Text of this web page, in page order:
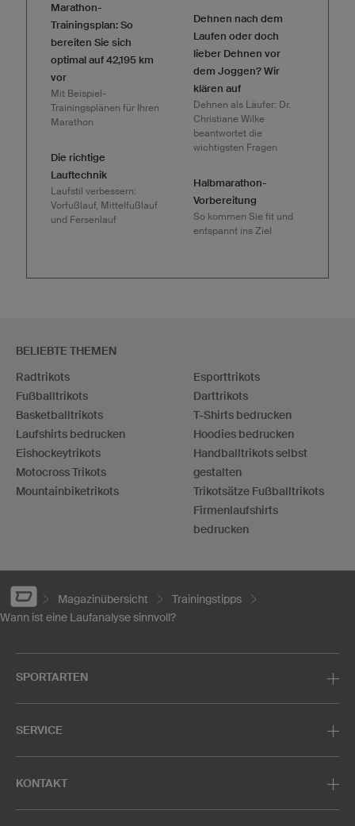
Marathon-
Trainingsplan: So
bereiten Sie sich
optimal auf 42,195 km
vor
Mit Beispiel-
Trainingsplänen für Ihren
Marathon
Die richtige
Lauftechnik
Laufstil verbessern:
Vorfußlauf, Mittelfußlauf
und Fersenlauf
Dehnen nach dem
Laufen oder doch
lieber Dehnen vor
dem Joggen? Wir
klären auf
Dehnen als Läufer: Dr.
Christiane Wilke
beantwortet die
wichtigsten Fragen
Halbmarathon-
Vorbereitung
So kommen Sie fit und
entspannt ins Ziel
BELIEBTE THEMEN
Radtrikots
Fußballtrikots
Basketballtrikots
Laufshirts bedrucken
Eishockeytrikots
Motocross Trikots
Mountainbiketrikots
Esporttrikots
Darttrikots
T-Shirts bedrucken
Hoodies bedrucken
Handballtrikots selbst
gestalten
Trikotsätze Fußballtrikots
Firmenlaufshirts
bedrucken
Magazinübersicht
Trainingstipps
Wann ist eine Laufanalyse sinnvoll?
SPORTARTEN
SERVICE
KONTAKT